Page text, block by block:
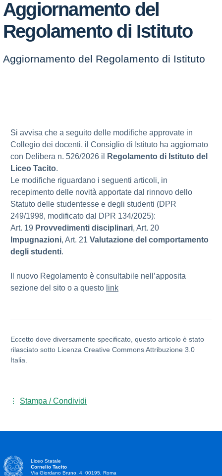
Aggiornamento del
Regolamento di Istituto
Aggiornamento del Regolamento di Istituto
Si avvisa che a seguito delle modifiche approvate in
Collegio dei docenti, il Consiglio di Istituto ha aggiornato
con Delibera n. 526/2026 il
Regolamento di Istituto del
Liceo Tacito.
Le modifiche riguardano i seguenti articoli, in
recepimento delle novità apportate dal rinnovo dello
Statuto delle studentesse e degli studenti (DPR
249/1998, modificato dal DPR 134/2025):
Art. 19 Provvedimenti disciplinari, Art. 20
Impugnazioni, Art. 21 Valutazione del comportamento
degli studenti.
Il nuovo Regolamento è consultabile nell’apposita
sezione del sito o a questo link
Eccetto dove diversamente specificato, questo articolo è stato
rilasciato sotto Licenza Creative Commons Attribuzione 3.0
Italia.
Stampa / Condividi
Liceo Statale
Cornelio Tacito
Via Giordano Bruno, 4, 00195, Roma